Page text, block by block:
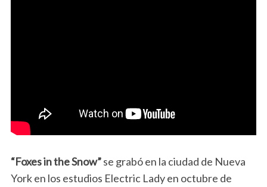
“Foxes in the Snow”se grabó en la ciudad de Nueva
York en los estudios Electric Lady en octubre de